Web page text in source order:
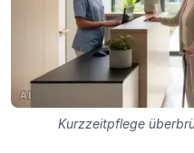
Kurzzeitpflege